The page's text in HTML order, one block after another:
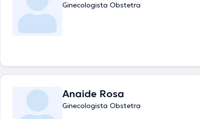
Ginecologista Obstetra
Anaide Rosa
Ginecologista Obstetra